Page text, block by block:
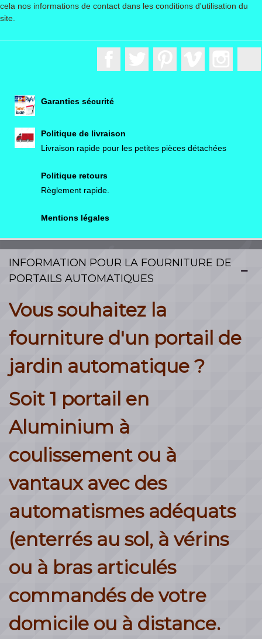
cela nos informations de contact dans les conditions d'utilisation du
site.
Garanties sécurité
Politique de livraison
Livraison rapide pour les petites pièces détachées
Politique retours
Règlement rapide.
Mentions légales
INFORMATION POUR LA FOURNITURE DE
PORTAILS AUTOMATIQUES
Vous souhaitez la
fourniture d'un portail de
jardin automatique ?
Soit 1 portail en
Aluminium à
coulissement ou à
vantaux avec des
automatismes adéquats
(enterrés au sol, à vérins
ou à bras articulés
commandés de votre
domicile ou à distance.